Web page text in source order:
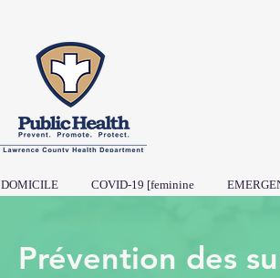
DOMICILE COVID-19 [feminine
Prévention des